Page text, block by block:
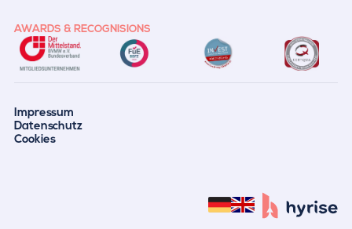
AWARDS & RECOGNISIONS
Impressum
Datenschutz
Cookies